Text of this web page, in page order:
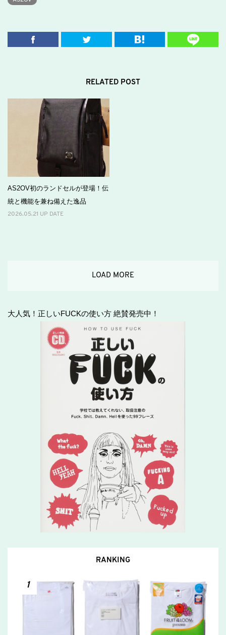
RELATED POST
AS2OV初のランドセルが登場！伝
統と機能を兼ね備えた逸品
2026.05.21 UP DATE
LOAD MORE
大人気！正しいFUCKの使い方 絶賛発売中！
RANKING
1